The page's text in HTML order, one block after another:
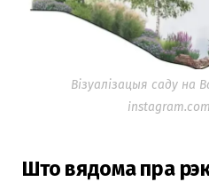
Візуалізацыя саду на
Што вядома пра